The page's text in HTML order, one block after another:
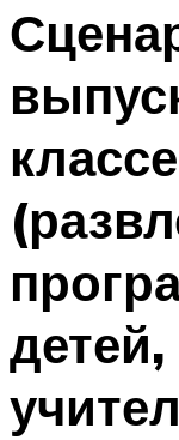
классе